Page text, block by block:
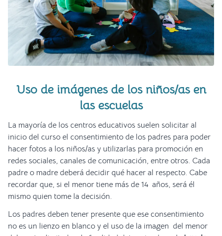
Uso de imágenes de los niños/as en
las escuelas
La mayoría de los centros educativos suelen solicitar al
inicio del curso el consentimiento de los padres para poder
hacer fotos a los niños/as y utilizarlas para promoción en
redes sociales, canales de comunicación, entre otros. Cada
padre o madre deberá decidir qué hacer al respecto. Cabe
recordar que, si el menor tiene más de 14 años, será él
mismo quien tome la decisión.
Los padres deben tener presente que ese consentimiento
no es un lienzo en blanco y el uso de la imagen del menor